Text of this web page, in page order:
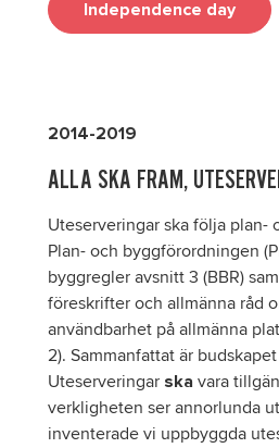
Independence day
2014-2019
ALLA SKA FRAM,
Uteserveringar ska följa plan-
Plan- och byggförordningen
byggregler avsnitt 3 (BBR)
föreskrifter och allmänna råd
användbarhet på allmänna
2). Sammanfattat är
Uteserveringar ska vara
verkligheten ser annorlunda
inventerade vi uppbyggda